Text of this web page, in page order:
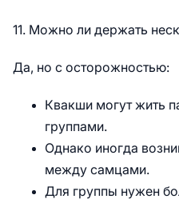
11. Можно ли держать
Да, но с осторожностью:
Квакши могут жить
группами.
Однако иногда
между самцами.
Для группы нужен